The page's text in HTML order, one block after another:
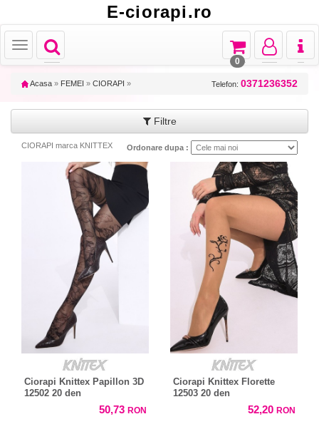
E-ciorapi.ro
Toggle
navigation
Toggle
Toggle
navigation
Toggle
navigation
Toggle
navigation
0
Acasa » FEMEI » CIORAPI » Telefon: 0371236352
Filtre
CIORAPI marca KNITTEX Ordonare dupa :
Ciorapi Knittex Papillon 3D
12502 20 den
50,73 RON
Ciorapi Knittex Florette
12503 20 den
52,20 RON